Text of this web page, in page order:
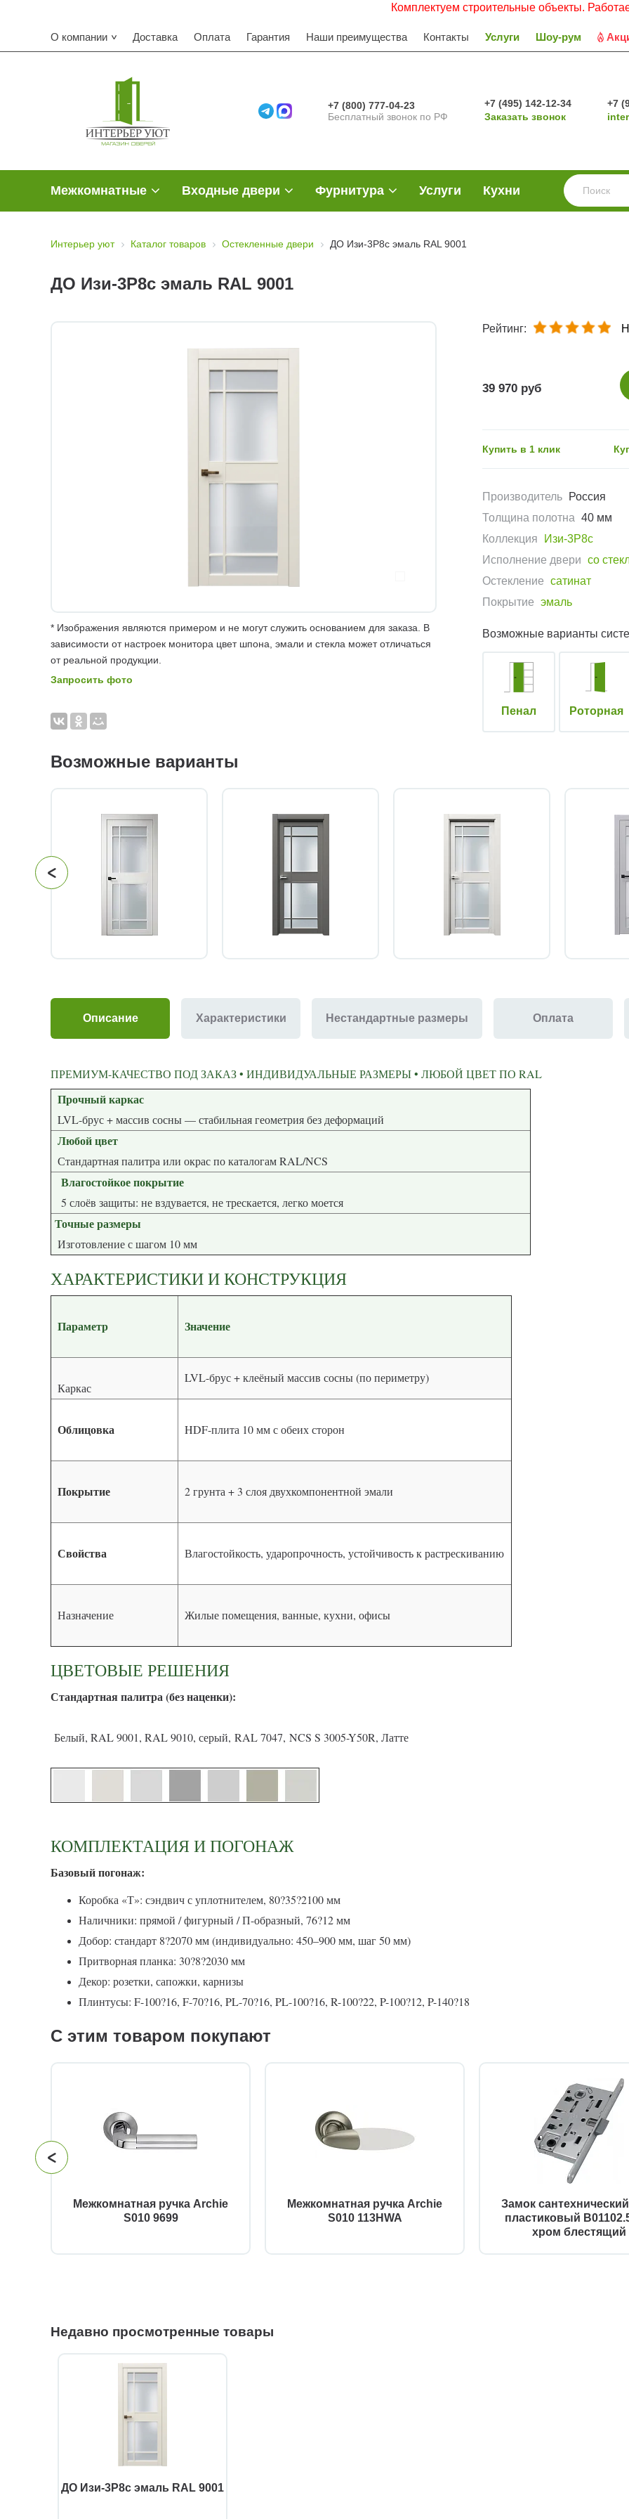
Комплектуем строительные объекты. Работаем с
О компании Доставка Оплата Гарантия Наши преимущества Контакты Услуги Шоу-рум
+7 (800) 777-04-23
Бесплатный звонок по РФ
+7 (495) 142-12-34
Заказать звонок
+7
Межкомнатные Входные двери Фурнитура Услуги Кухни
Интерьер уют Каталог товаров Остекленные двери ДО Изи-3Р8с эмаль RAL 9001
ДО Изи-3Р8с эмаль RAL 9001
* Изображения являются примером и не могут служить основанием для заказа. В
зависимости от настроек монитора цвет шпона, эмали и стекла может отличаться
от реальной продукции.
Запросить фото
Рейтинг:
39 970 руб
Купить в 1 клик
Производитель
Россия
Толщина полотна 40 мм
Коллекция
Изи-3Р8с
Исполнение двери со
Остекление сатинат
Покрытие эмаль
Возможные варианты
Пенал Роторная
Возможные варианты
Описание Характеристики Нестандартные размеры Оплата
ПРЕМИУМ-КАЧЕСТВО ПОД ЗАКАЗ • ИНДИВИДУАЛЬНЫЕ РАЗМЕРЫ • ЛЮБОЙ ЦВЕТ ПО RAL
Прочный каркас
LVL-брус + массив сосны — стабильная геометрия без деформаций
Любой цвет
Стандартная палитра или окрас по каталогам RAL/NCS
Влагостойкое покрытие
5 слоёв защиты: не вздувается, не трескается, легко моется
Точные размеры
Изготовление с шагом 10 мм
ХАРАКТЕРИСТИКИ И КОНСТРУКЦИЯ
Параметр Значение
Каркас
LVL-брус + клеёный массив сосны (по периметру)
Облицовка HDF-плита 10 мм с обеих сторон
Покрытие 2 грунта + 3 слоя двухкомпонентной эмали
Свойства Влагостойкость, ударопрочность, устойчивость к растрескиванию
Назначение Жилые помещения, ванные, кухни, офисы
ЦВЕТОВЫЕ РЕШЕНИЯ
Стандартная палитра (без наценки):
Белый, RAL 9001, RAL 9010, серый, RAL 7047, NCS S 3005-Y50R, Латте
КОМПЛЕКТАЦИЯ И ПОГОНАЖ
Базовый погонаж:
Коробка «Т»: сэндвич с уплотнителем, 80?35?2100 мм
Наличники: прямой / фигурный / П-образный, 76?12 мм
Добор: стандарт 8?2070 мм (индивидуально: 450–900 мм, шаг 50 мм)
Притворная планка: 30?8?2030 мм
Декор: розетки, сапожки, карнизы
Плинтусы: F-100?16, F-70?16, PL-70?16, PL-100?16, R-100?22, P-100?12, P-140?18
С этим товаром покупают
Межкомнатная ручка Archie
S010 9699
Межкомнатная ручка Archie
S010 113HWA
Замок
пластиковый
хром блестящий
Недавно просмотренные товары
ДО Изи-3Р8с эмаль RAL 9001